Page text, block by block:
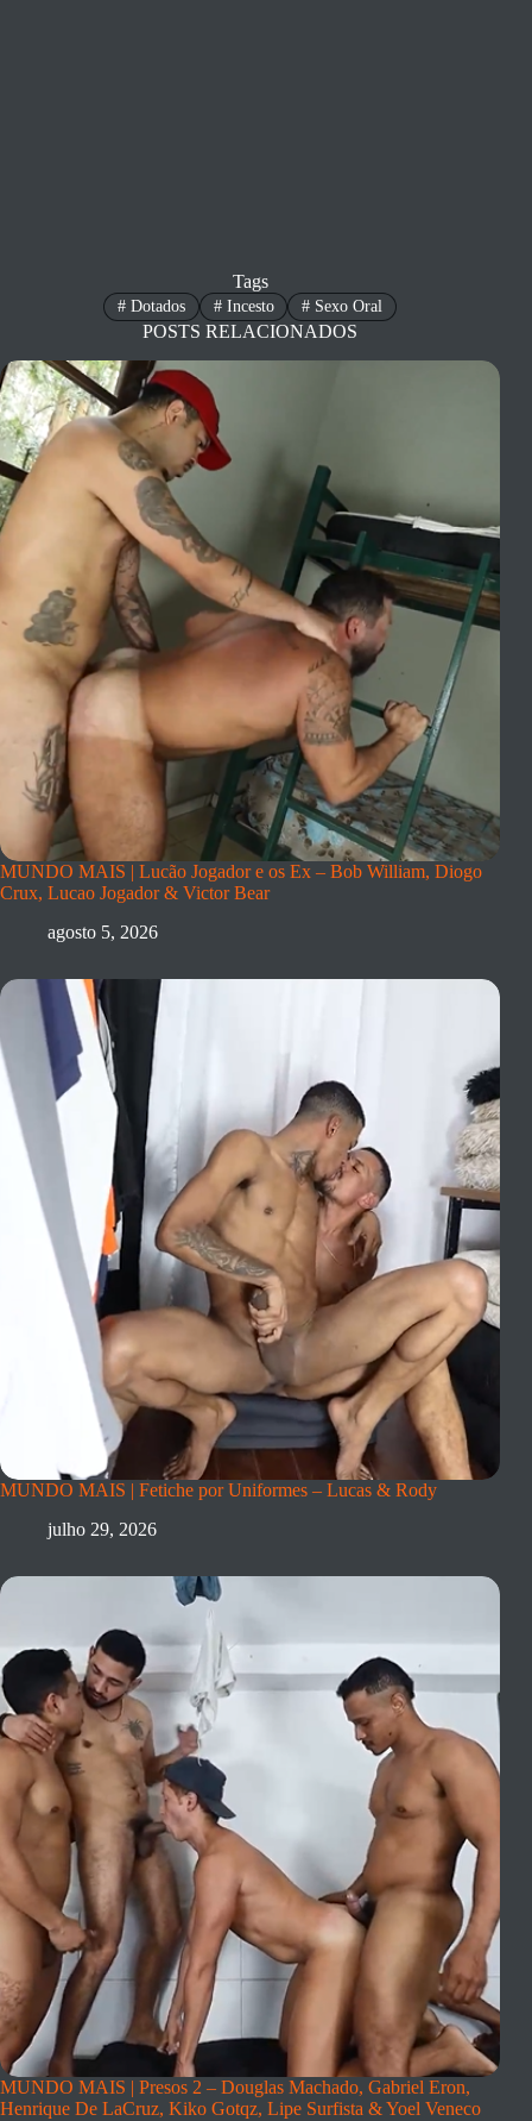
Tags
#Dotados #Incesto # Sexo Oral
POSTS RELACIONADOS
MUNDO MAIS | Lucão Jogador e os Ex – Bob William, Diogo
Crux, Lucao Jogador & Victor Bear
agosto 5, 2026
MUNDO MAIS | Fetiche por Uniformes – Lucas & Rody
julho 29, 2026
MUNDO MAIS | Presos 2 – Douglas Machado, Gabriel Eron,
Henrique De LaCruz, Kiko Gotqz, Lipe Surfista & Yoel Veneco